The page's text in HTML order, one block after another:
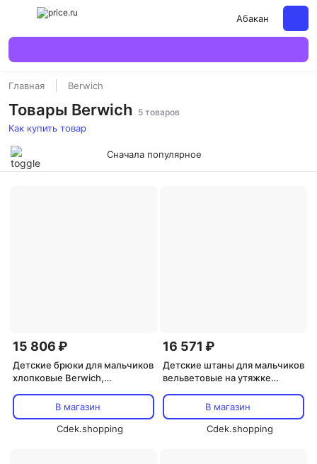
Абакан
Главная Berwich
Товары Berwich 5 товаров
Как купить товар
Сначала популярное
15 806 ₽
Детские брюки для мальчиков
хлопковые Berwich,
В магазин
Cdek.shopping
16 571 ₽
Детские штаны для мальчиков
вельветовые на утяжке
В магазин
Cdek.shopping